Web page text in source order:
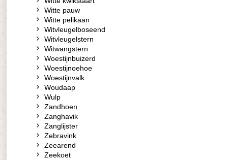
Witte pauw
Witte pelikaan
Witvleugelboseend
Witvleugelstern
Witwangstern
Woestijnbuizerd
Woestijnoehoe
Woestijnvalk
Woudaap
Wulp
Zandhoen
Zanghavik
Zanglijster
Zebravink
Zeearend
Zeekoet